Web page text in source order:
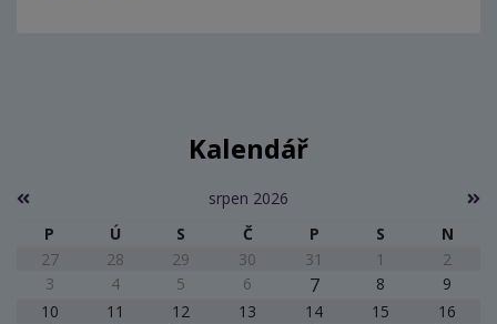
Kalendář
srpen 2026
P
Ú S Č P S
N
27
28 29 30 31 1
2
3
4 5 6 7 8
9
10
11 12 13 14 15
16